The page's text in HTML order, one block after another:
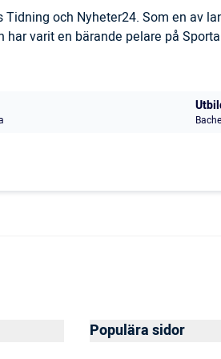
och Nyheter24. Som en av
varit en bärande pelare på
Populära sidor